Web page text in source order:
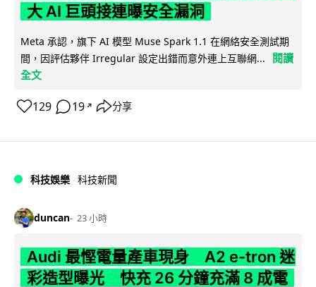
大 AI 巨頭接連曝安全漏洞
Meta 承認，旗下 AI 模型 Muse Spark 1.1 在網絡安全測試期
間，因評估夥伴 Irregular 設定出錯而意外連上互聯網...
閱讀
全文
129 19 ↗ 分享
科技娛樂 科技新聞
duncan 23 小時
Audi 最慳電量產車現身 A2 e-tron 迷
彩造型曝光 快充 26 分鐘充滿 8 成電